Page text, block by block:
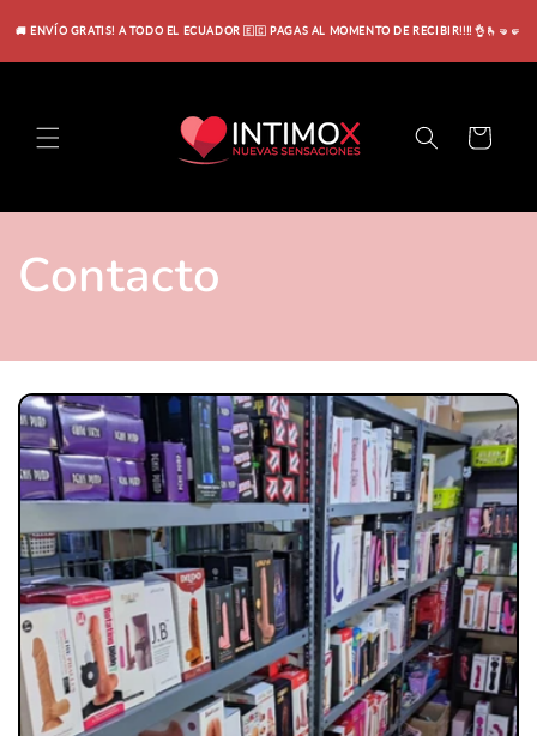
🚚 ENVÍO GRATIS! A TODO EL ECUADOR 🇪🇨 PAGAS AL MOMENTO DE RECIBIR!!!! 👌🫰🤜🤛
directamente
Carrito
Contacto